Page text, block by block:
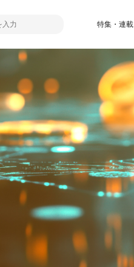
特集・連載